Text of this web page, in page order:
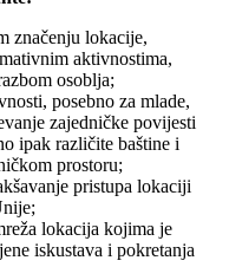
značenju lokacije,
aktivnostima,
osoblja;
posebno za mlade,
zajedničke povijesti
ipak različite baštine i
prostoru;
pristupa lokaciji
lokacija kojima je
iskustava i pokretanja